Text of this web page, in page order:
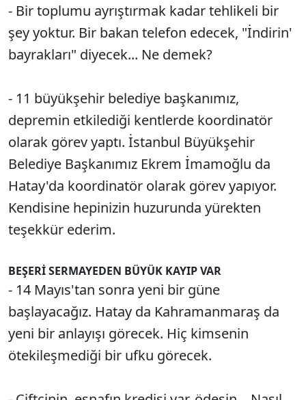
- Bir toplumu ayrıştırmak kadar tehlikeli bir
şey yoktur. Bir bakan telefon edecek, "İndirin'
bayrakları" diyecek... Ne demek?
- 11 büyükşehir belediye başkanımız,
depremin etkilediği kentlerde koordinatör
olarak görev yaptı. İstanbul Büyükşehir
Belediye Başkanımız Ekrem İmamoğlu da
Hatay'da koordinatör olarak görev yapıyor.
Kendisine hepinizin huzurunda yürekten
teşekkür ederim.
BEŞERİ SERMAYEDEN BÜYÜK KAYIP VAR
- 14 Mayıs'tan sonra yeni bir güne
başlayacağız. Hatay da Kahramanmaraş da
yeni bir anlayışı görecek. Hiç kimsenin
ötekileşmediği bir ufku görecek.